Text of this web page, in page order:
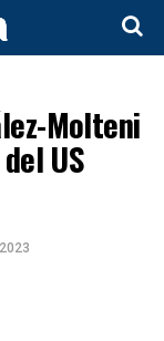
Molteni
US